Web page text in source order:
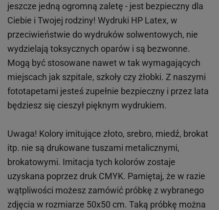
jeszcze jedną ogromną zaletę - jest bezpieczny dla
Ciebie i Twojej rodziny! Wydruki HP Latex, w
przeciwieństwie do wydruków solwentowych, nie
wydzielają toksycznych oparów i są bezwonne.
Mogą być stosowane nawet w tak wymagających
miejscach jak szpitale, szkoły czy żłobki. Z naszymi
fototapetami jesteś zupełnie bezpieczny i przez lata
będziesz się cieszył pięknym wydrukiem.
Uwaga! Kolory imitujące złoto, srebro, miedź, brokat
itp. nie są drukowane tuszami metalicznymi,
brokatowymi. Imitacja tych kolorów zostaje
uzyskana poprzez druk CMYK. Pamiętaj, że w razie
wątpliwości możesz zamówić próbkę z wybranego
zdjęcia w rozmiarze 50x50 cm. Taką próbkę można